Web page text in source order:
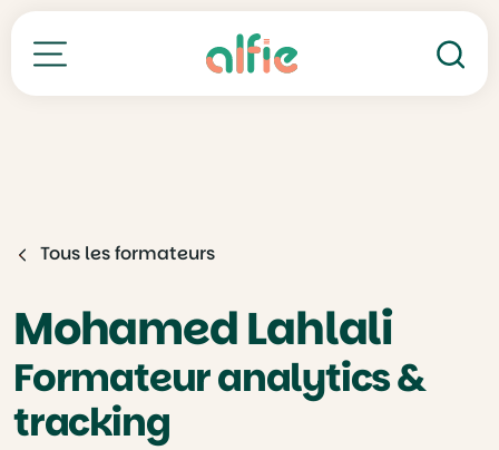
Toutes nos formations
Tous les formateurs
Mohamed Lahlali
Formateur analytics &
tracking